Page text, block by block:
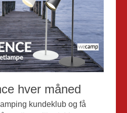
Vans
og Vans